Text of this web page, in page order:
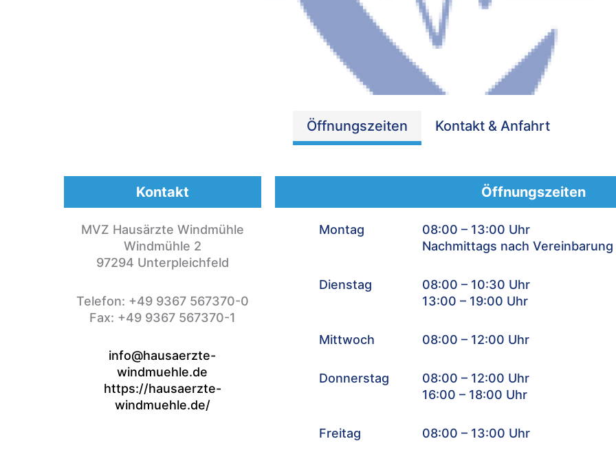
Öffnungszeiten Kontakt & Anfahrt
Kontakt
MVZ Hausärzte Windmühle
Windmühle 2
97294 Unterpleichfeld
Telefon: +49 9367 567370-0
Fax: +49 9367 567370-1
info@hausaerzte-
windmuehle.de
https://hausaerzte-
windmuehle.de/
Öffnungszeiten
Montag
08:00 – 13:00 Uhr
Nachmittags nach Vereinbarung
Dienstag
08:00 – 10:30 Uhr
13:00 – 19:00 Uhr
Mittwoch 08:00 – 12:00 Uhr
Donnerstag
08:00 – 12:00 Uhr
16:00 – 18:00 Uhr
Freitag 08:00 – 13:00 Uhr